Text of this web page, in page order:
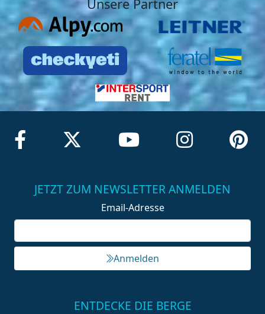
Unsere Partner
JETZT ZUM NEWSLETTER ANMELDEN
Email-Adresse
Anmelden
ENTDECKE DIE BERGE